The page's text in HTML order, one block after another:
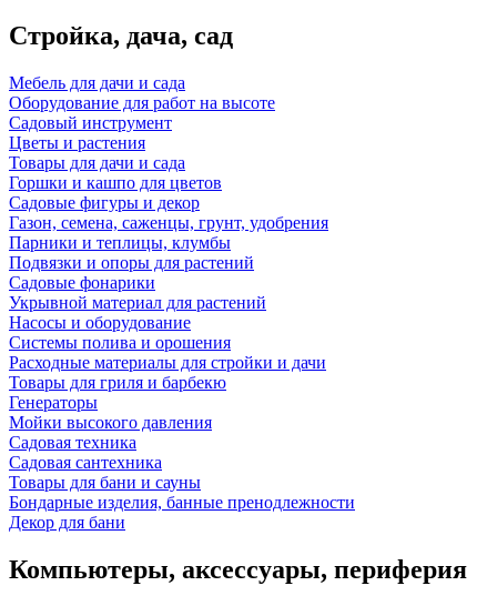
Стройка, дача, сад
Мебель для дачи и сада
Оборудование для работ на высоте
Садовый инструмент
Цветы и растения
Товары для дачи и сада
Горшки и кашпо для цветов
Садовые фигуры и декор
Газон, семена, саженцы, грунт, удобрения
Парники и теплицы, клумбы
Подвязки и опоры для растений
Садовые фонарики
Укрывной материал для растений
Насосы и оборудование
Системы полива и орошения
Расходные материалы для стройки и дачи
Товары для гриля и барбекю
Генераторы
Мойки высокого давления
Садовая техника
Садовая сантехника
Товары для бани и сауны
Бондарные изделия, банные пренодлежности
Декор для бани
Компьютеры, аксессуары, периферия